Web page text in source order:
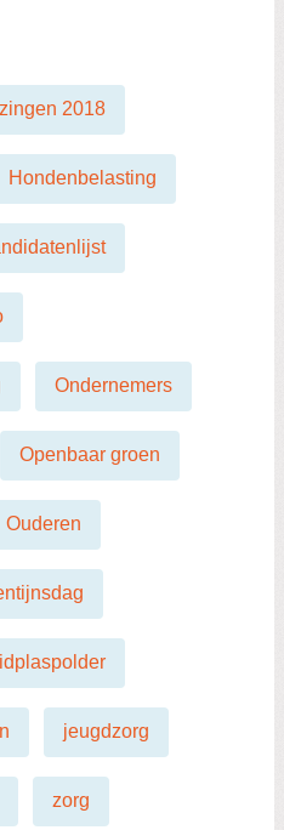
2018
Hondenbelasting
Ondernemers
Openbaar groen
Ouderen
jeugdzorg
zorg